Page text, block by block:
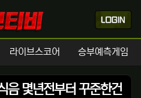
라이브스코어 승부예측게임
음 몇년전부터 꾸준한건